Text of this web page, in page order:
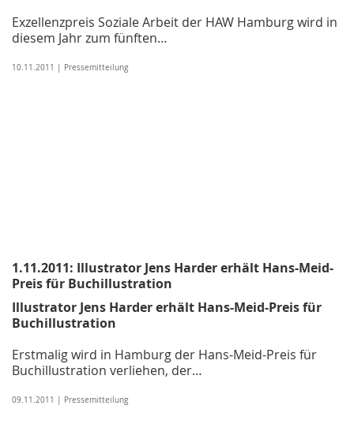
Exzellenzpreis Soziale Arbeit der HAW Hamburg wird in
diesem Jahr zum fünften…
10.11.2011 | Pressemitteilung
1.11.2011: Illustrator Jens Harder erhält Hans-Meid-
Preis für Buchillustration
Illustrator Jens Harder erhält Hans-Meid-Preis für
Buchillustration
Erstmalig wird in Hamburg der Hans-Meid-Preis für
Buchillustration verliehen, der…
09.11.2011 | Pressemitteilung